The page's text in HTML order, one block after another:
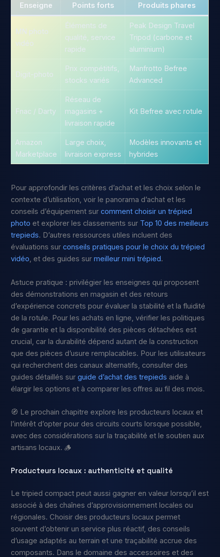
Enseigne Points forts Produits phares
MN photo
vidéo
Éléments de
qualité, service
rapide
Peak Design Travel
Tripod (carbone et
aluminium)
Digit-photo
Prix compétitifs,
stocks variés
Manfrotto Befree
Advanced
Fnac / Darty
Réseau de
magasins +
livraison rapide
Kit Befree avec rotule
Amazon
Marketplace
Large choix,
livraison express
Modèles innovants et
hybrides
Pour approfondir les critères d’achat et les choix selon le
contexte d’utilisation, voir le panorama d’achat et les
conseils d’équipement surcomment choisir un trépied
photo et explorer les classements sur Top 10 des meilleurs
trepieds. D’autres ressources utiles incluent des
évaluations surconseils pratiques pour le choix du trépied
vidéo, et des guides surmeilleur mini trépied.
Astuce pratique : privilégier les enseignes qui proposent
des démonstrations en magasin et des retours
d’expérience concrets pour évaluer la stabilité et la fluidité
de la rotule. Pour les achats en ligne, vérifier les politiques
de garantie et la disponibilité des pièces détachées est
crucial, car la durabilité dépend autant de la construction
que des pièces d’usure remplacables. Pour les utilisateurs
qui recherchent des canaux alternatifs, consulter des
guides détaillés surguide d’achat des trepieds aide à
élargir les options et à comparer les offres au fil des mois.
🧭 Le prochain chapitre explore les producteurs locaux et
l’intérêt d’opter pour des circuits courts lorsque possible,
avec des considérations sur la traçabilité et le soutien aux
artisans locaux. 🪵
Producteurs locaux : authenticité et qualité
Le tripied compact peut aussi gagner en valeur lorsqu’il est
associé à des chaînes d’approvisionnement locales ou
régionales. Choisir des producteurs locaux permet
souvent d’obtenir un service plus réactif, des conseils
d’usage adaptés au terrain et une traçabilité accrue des
composants. Dans le domaine des accessoires et des